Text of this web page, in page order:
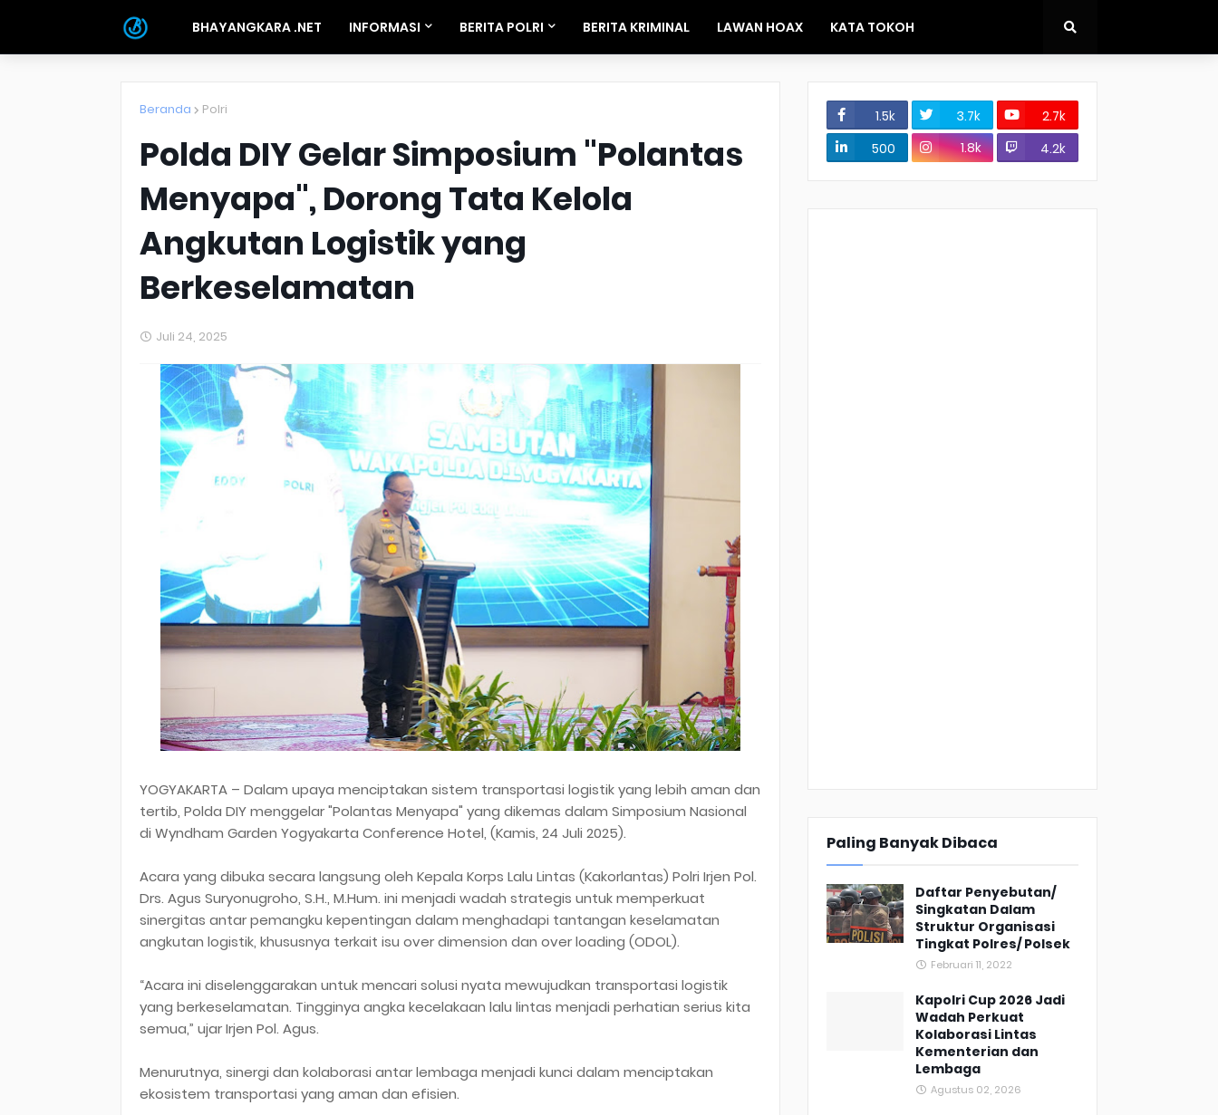
BHAYANGKARA .NET INFORMASI BERITA POLRI BERITA KRIMINAL LAWAN HOAX KATA TOKOH
Beranda Polri
Polda DIY Gelar Simposium "Polantas
Menyapa", Dorong Tata Kelola
Angkutan Logistik yang
Berkeselamatan
Juli 24, 2025
YOGYAKARTA – Dalam upaya menciptakan sistem transportasi logistik yang lebih aman dan
tertib, Polda DIY menggelar "Polantas Menyapa" yang dikemas dalam Simposium Nasional
di Wyndham Garden Yogyakarta Conference Hotel, (Kamis, 24 Juli 2025).
Acara yang dibuka secara langsung oleh Kepala Korps Lalu Lintas (Kakorlantas) Polri Irjen Pol.
Drs. Agus Suryonugroho, S.H., M.Hum. ini menjadi wadah strategis untuk memperkuat
sinergitas antar pemangku kepentingan dalam menghadapi tantangan keselamatan
angkutan logistik, khususnya terkait isu over dimension dan over loading (ODOL).
“Acara ini diselenggarakan untuk mencari solusi nyata mewujudkan transportasi logistik
yang berkeselamatan. Tingginya angka kecelakaan lalu lintas menjadi perhatian serius kita
semua,” ujar Irjen Pol. Agus.
Menurutnya, sinergi dan kolaborasi antar lembaga menjadi kunci dalam menciptakan
ekosistem transportasi yang aman dan efisien.
1.5k 3.7k
2.7k
500
1.8k 4.2k
Paling Banyak Dibaca
Daftar Penyebutan/
Singkatan Dalam
Struktur Organisasi
Tingkat Polres/ Polsek
Februari 11, 2022
Kapolri Cup 2026 Jadi
Wadah Perkuat
Kolaborasi Lintas
Kementerian dan
Lembaga
Agustus 02, 2026